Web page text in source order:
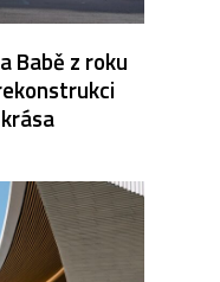
Babě z roku